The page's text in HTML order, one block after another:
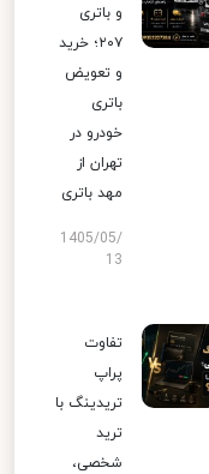
و باتری
۲۰۷؛ خرید
و تعویض
باتری
خودرو در
تهران از
مهد باتری
1405/05/
13
تفاوت
پراپ
تریدینگ با
ترید
شخصی،